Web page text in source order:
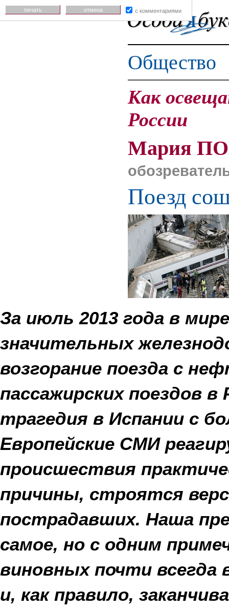
Общество
Как
России
Мария
Поезд
За июль 2013 года в
значительных
возгорание поезда с
пассажирских поездов
трагедия в Испании с
Европейские СМИ
происшествия
причины, строятся
пострадавших. Наша
самое, но с одним
виновных почти
и, как правило,
печать отмена с комментариями